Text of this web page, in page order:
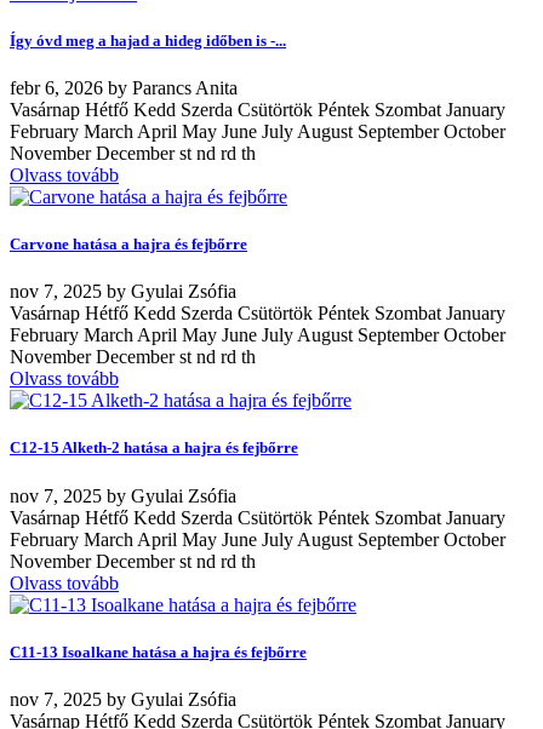
Így óvd meg a hajad a hideg időben is -...
febr6, 2026 by Parancs Anita
Vasárnap Hétfő Kedd Szerda Csütörtök Péntek Szombat January
February March April May June July August September October
November December st nd rd th
Olvass tovább
Carvone hatása a hajra és fejbőrre
nov 7, 2025 by Gyulai Zsófia
Vasárnap Hétfő Kedd Szerda Csütörtök Péntek Szombat January
February March April May June July August September October
November December st nd rd th
Olvass tovább
C12-15 Alketh-2 hatása a hajra és fejbőrre
nov 7, 2025 by Gyulai Zsófia
Vasárnap Hétfő Kedd Szerda Csütörtök Péntek Szombat January
February March April May June July August September October
November December st nd rd th
Olvass tovább
C11-13 Isoalkane hatása a hajra és fejbőrre
nov 7, 2025 by Gyulai Zsófia
Vasárnap Hétfő Kedd Szerda Csütörtök Péntek Szombat January